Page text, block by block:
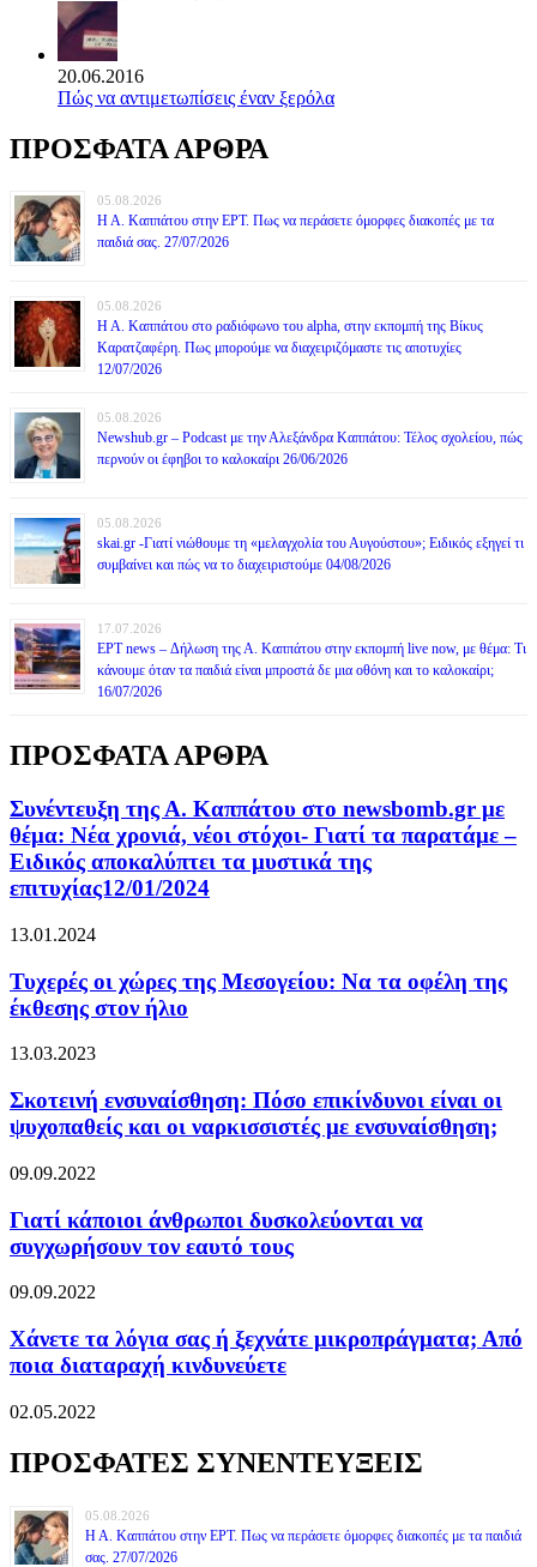
20.06.2016
Πώς να αντιμετωπίσεις έναν ξερόλα
ΠΡΟΣΦΑΤΑ ΑΡΘΡΑ
05.08.2026
Η Α. Καππάτου στην ΕΡΤ. Πως να περάσετε όμορφες διακοπές με τα
παιδιά σας. 27/07/2026
05.08.2026
Η Α. Καππάτου στο ραδιόφωνο του alpha, στην εκπομπή της Βίκυς
Καρατζαφέρη. Πως μπορούμε να διαχειριζόμαστε τις αποτυχίες
12/07/2026
05.08.2026
Newshub.gr – Podcast με την Αλεξάνδρα Καππάτου: Τέλος σχολείου, πώς
περνούν οι έφηβοι το καλοκαίρι 26/06/2026
05.08.2026
skai.gr -Γιατί νιώθουμε τη «μελαγχολία του Αυγούστου»; Ειδικός εξηγεί τι
συμβαίνει και πώς να το διαχειριστούμε 04/08/2026
17.07.2026
ΕΡΤ news – Δήλωση της Α. Καππάτου στην εκπομπή live now, με θέμα: Τι
κάνουμε όταν τα παιδιά είναι μπροστά δε μια οθόνη και το καλοκαίρι;
16/07/2026
ΠΡΟΣΦΑΤΑ ΑΡΘΡΑ
Συνέντευξη της Α. Καππάτου στο newsbomb.gr με
θέμα: Νέα χρονιά, νέοι στόχοι- Γιατί τα παρατάμε –
Ειδικός αποκαλύπτει τα μυστικά της
επιτυχίας12/01/2024
13.01.2024
Τυχερές οι χώρες της Μεσογείου: Να τα οφέλη της
έκθεσης στον ήλιο
13.03.2023
Σκοτεινή ενσυναίσθηση: Πόσο επικίνδυνοι είναι οι
ψυχοπαθείς και οι ναρκισσιστές με ενσυναίσθηση;
09.09.2022
Γιατί κάποιοι άνθρωποι δυσκολεύονται να
συγχωρήσουν τον εαυτό τους
09.09.2022
Χάνετε τα λόγια σας ή ξεχνάτε μικροπράγματα; Από
ποια διαταραχή κινδυνεύετε
02.05.2022
ΠΡΟΣΦΑΤΕΣ ΣΥΝΕΝΤΕΥΞΕΙΣ
05.08.2026
Η Α. Καππάτου στην ΕΡΤ. Πως να περάσετε όμορφες διακοπές με τα παιδιά
σας. 27/07/2026